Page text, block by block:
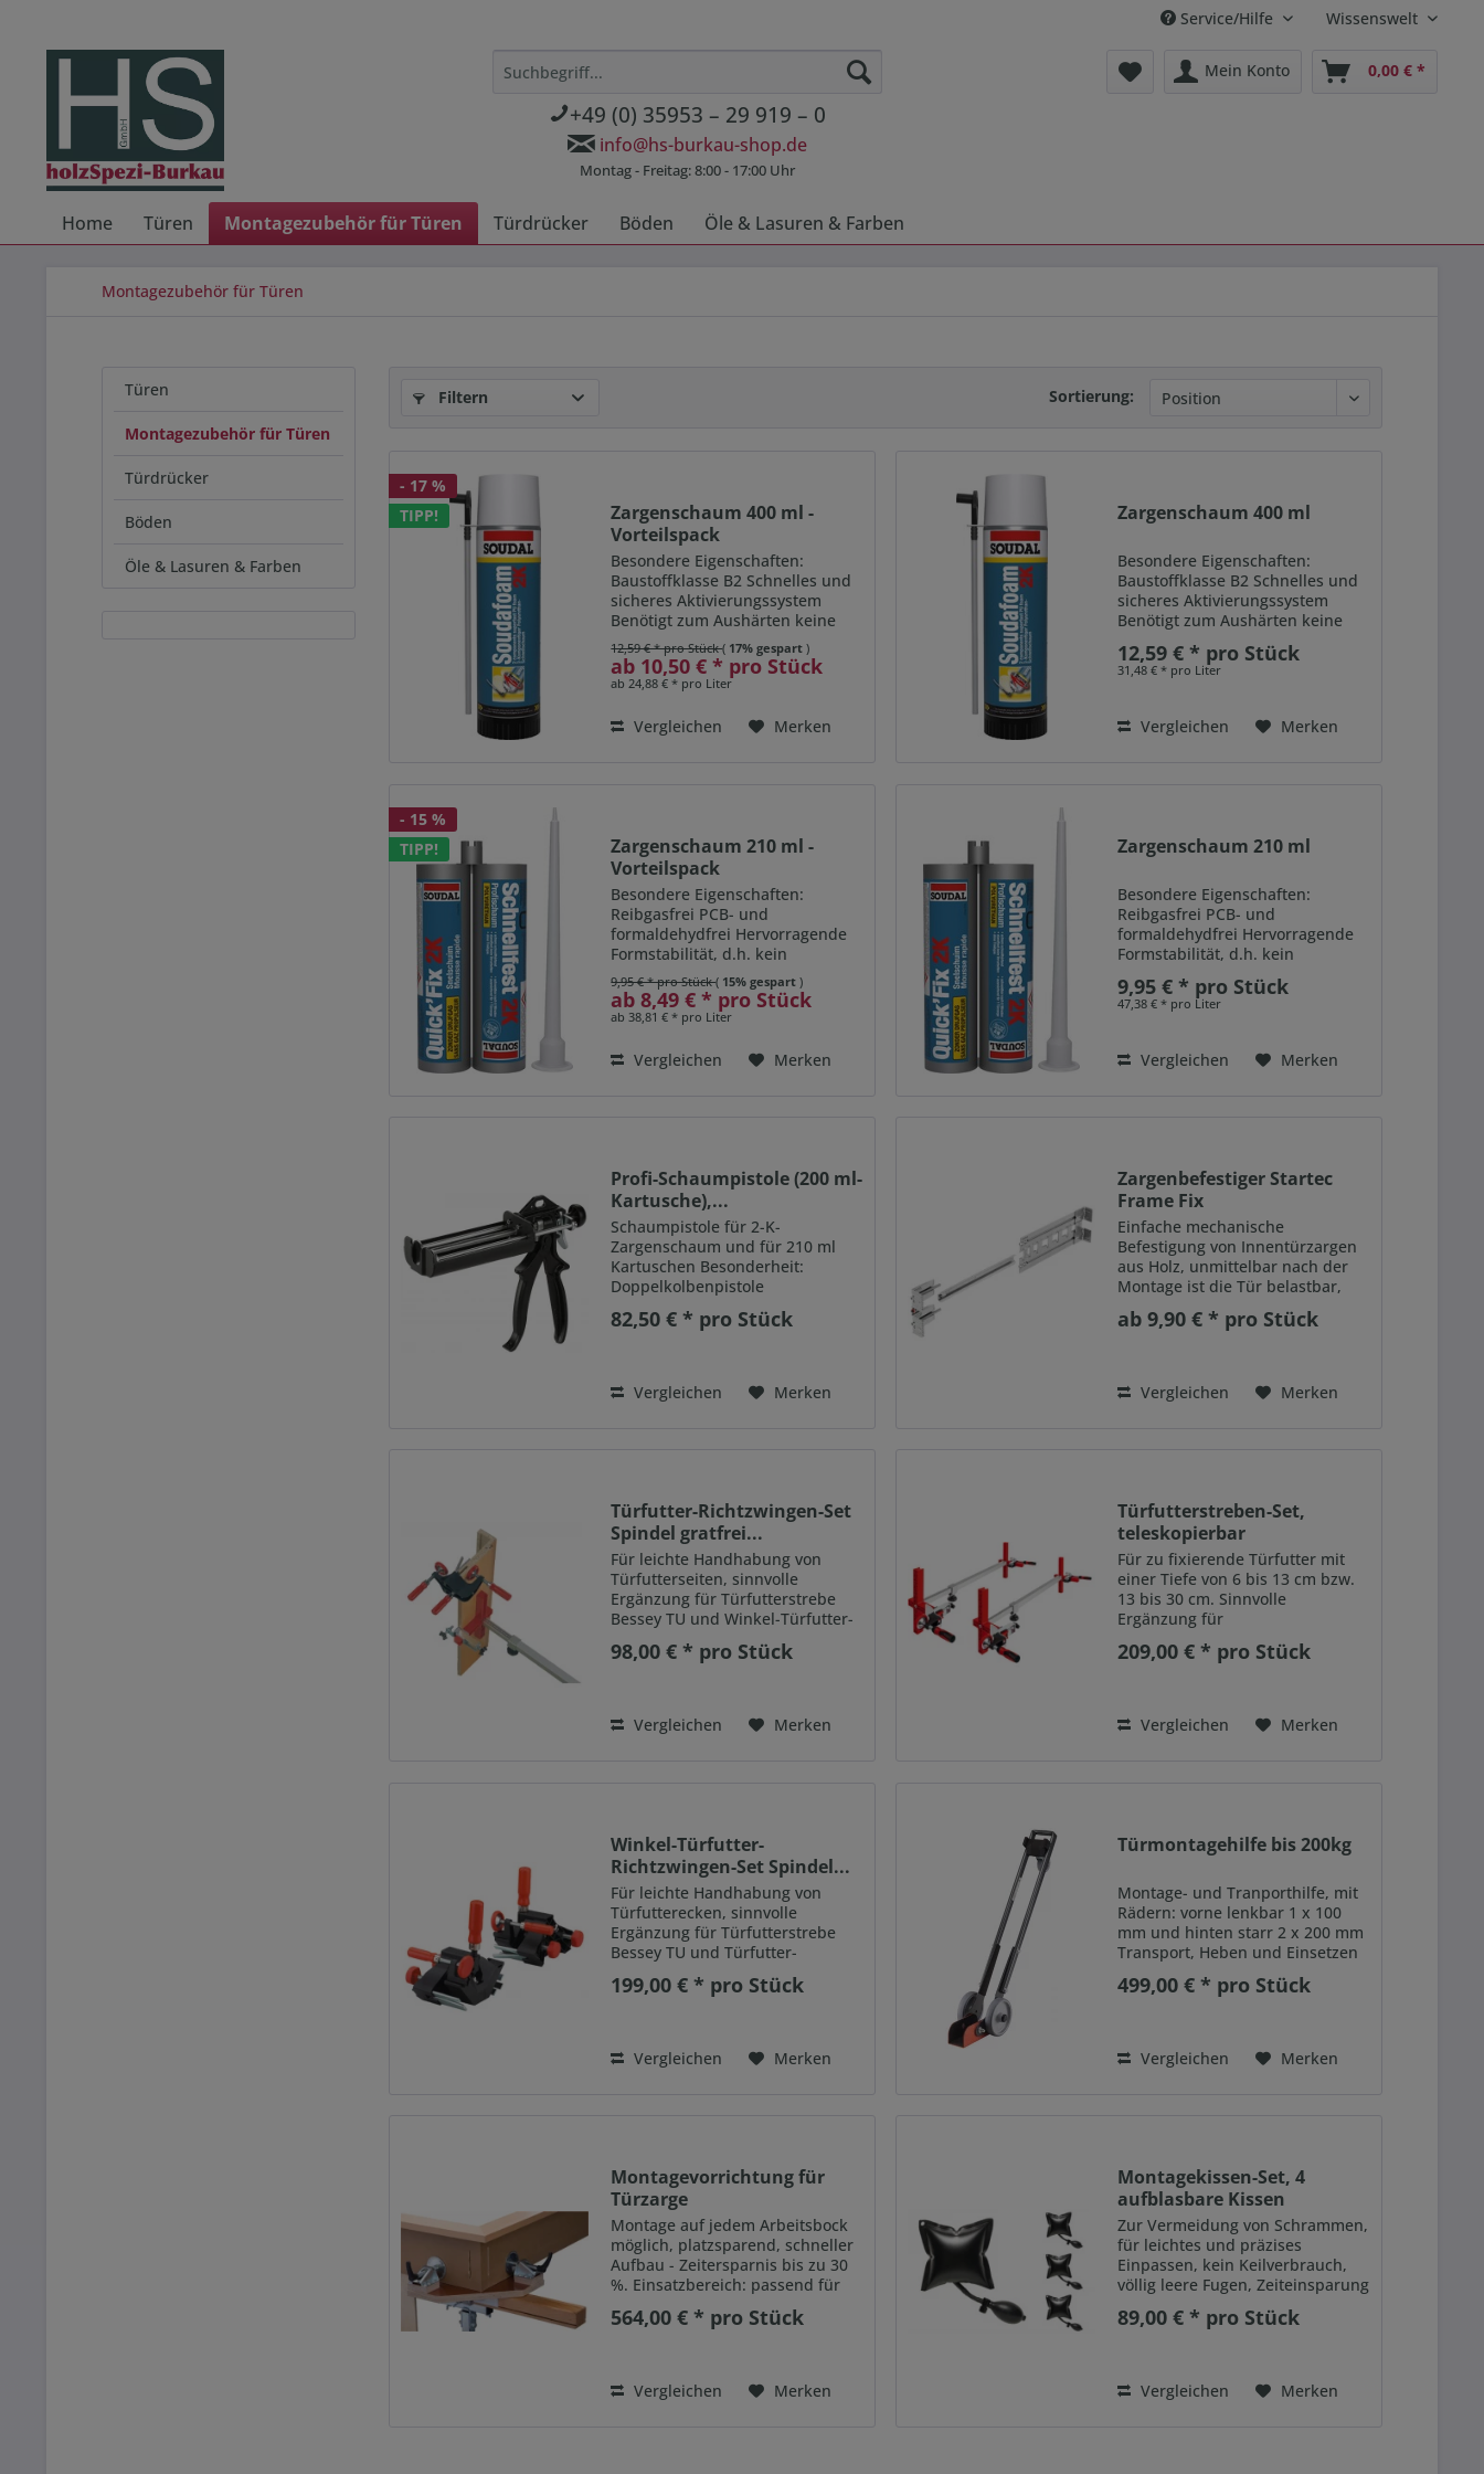
Service/Hilfe Wissenswelt
+49 (0) 35953 – 29 919 – 0
info@hs-burkau-shop.de
Montag - Freitag: 8:00 - 17:00 Uhr
Mein Konto 0,00 € *
Home Türen Montagezubehör für Türen Türdrücker Böden Öle & Lasuren & Farben
Montagezubehör für Türen
Türen
Montagezubehör für Türen
Türdrücker
Böden
Öle & Lasuren & Farben
Filtern Sortierung:
- 17 %
TIPP!
Zargenschaum 400 ml -
Vorteilspack
Besondere Eigenschaften:
Baustoffklasse B2 Schnelles und
sicheres Aktivierungssystem
Benötigt zum Aushärten keine
Feuchtigkeit Soudafoam 2K B2 ist
ein zweikomponentiger
Polyurethanschaum. Geeignet für
Fenstern....
12,59 € * pro Stück( 17% gespart)
ab 10,50 € * pro Stück
ab 24,88 € * pro Liter
Vergleichen Merken
Zargenschaum 400 ml
Besondere Eigenschaften:
Baustoffklasse B2 Schnelles und
sicheres Aktivierungssystem
Benötigt zum Aushärten keine
Feuchtigkeit Soudafoam 2K B2 ist
ein zweikomponentiger
Polyurethanschaum. Geeignet für
Fenstern....
12,59 € * pro Stück
31,48 € * pro Liter
Vergleichen Merken
- 15 %
TIPP!
Zargenschaum 210 ml -
Vorteilspack
Besondere Eigenschaften:
Reibgasfrei PCB- und
formaldehydfrei Hervorragende
Formstabilität, d.h. kein
Volumenschwund oder
Nachdehnung sobald die
Aushärtung abgeschlossen ist
allen Bauuntergründen (außer...
9,95 € * pro Stück( 15% gespart)
ab 8,49 € * pro Stück
ab 38,81 € * pro Liter
Vergleichen Merken
Zargenschaum 210 ml
Besondere Eigenschaften:
Reibgasfrei PCB- und
formaldehydfrei Hervorragende
Formstabilität, d.h. kein
Nachdehnung sobald die
Aushärtung abgeschlossen ist
allen Bauuntergründen (außer...
9,95 € * pro Stück
47,38 € * pro Liter
Vergleichen Merken
Profi-Schaumpistole (200 ml-
Kartusche),...
Schaumpistole für 2-K-
Zargenschaum und für 210 ml
Kartuschen Besonderheit:
Doppelkolbenpistole
82,50 € * pro Stück
Vergleichen Merken
Zargenbefestiger Startec
Frame Fix
Einfache mechanische
Befestigung von Innentürzargen
aus Holz, unmittelbar nach der
Montage ist die Tür belastbar,
kein Montageschaum
erforderlich, deshalb geringere
unabhängig von...
ab 9,90 € * pro Stück
Vergleichen Merken
Türfutter-Richtzwingen-Set
Spindel gratfrei...
Für leichte Handhabung von
Türfutterseiten, sinnvolle
Ergänzung für Türfutterstrebe
Bessey TU und Winkel-Türfutter-
Richtzwinge WTR. Allgemeine
Funktion: schnelles, exaktes
ergonomischen...
98,00 € * pro Stück
Vergleichen Merken
Türfutterstreben-Set,
teleskopierbar
Spannweite...
Für zu fixierende Türfutter mit
einer Tiefe von 6 bis 13 cm bzw.
13 bis 30 cm. Sinnvolle
Ergänzung für
Türfutterrichtzwinge TFM-2K und
Winkel-Türfutterrichtzwinge WTR.
Türfuttern,...
209,00 € * pro Stück
Vergleichen Merken
Winkel-Türfutter-
Richtzwingen-Set Spindel...
Für leichte Handhabung von
Türfutterecken, sinnvolle
Ergänzung für Türfutterstrebe
Bessey TU und Türfutter-
Funktion: schnelles, exaktes
Mit...
199,00 € * pro Stück
Vergleichen Merken
Türmontagehilfe bis 200kg
Montage- und Tranporthilfe, mit
Rädern: vorne lenkbar 1 x 100
mm und hinten starr 2 x 200 mm
Transport, Heben und Einsetzen
Anwendung
499,00 € * pro Stück
Vergleichen Merken
Montagevorrichtung für
Türzarge
Montage auf jedem Arbeitsbock
möglich, platzsparend, schneller
Aufbau - Zeitersparnis bis zu 30
%. Einsatzbereich: passend für
alle Türzargen und Bekleidungen
Lieferumfang: 2
564,00 € * pro Stück
Vergleichen Merken
Montagekissen-Set, 4
aufblasbare Kissen
Zur Vermeidung von Schrammen,
für leichtes und präzises
Einpassen, kein Keilverbrauch,
völlig leere Fugen, Zeiteinsparung
Tragkraft 135 kg pro Kissen,
Maximale Tragkraft von 450 kg
89,00 € * pro Stück
Vergleichen Merken